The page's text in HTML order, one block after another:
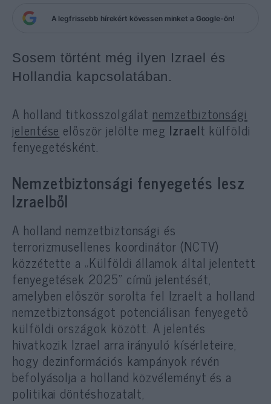
A legfrissebb hírekért kövessen minket a Google-ön!
Sosem történt még ilyen Izrael és
Hollandia kapcsolatában.
A holland titkosszolgálat nemzetbiztonsági
jelentése először jelölte meg Izraelt külföldi
fenyegetésként.
Nemzetbiztonsági fenyegetés lesz
Izraelből
A holland nemzetbiztonsági és
terrorizmusellenes koordinátor (NCTV)
közzétette a „Külföldi államok által jelentett
fenyegetések 2025” című jelentését,
amelyben először sorolta fel Izraelt a holland
nemzetbiztonságot potenciálisan fenyegető
külföldi országok között. A jelentés
hivatkozik Izrael arra irányuló kísérleteire,
hogy dezinformációs kampányok révén
befolyásolja a holland közvéleményt és a
politikai döntéshozatalt,